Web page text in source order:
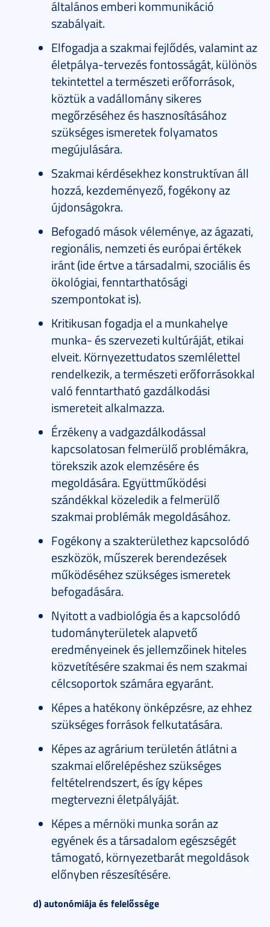
általános emberi kommunikáció
szabályait.
Elfogadja a szakmai fejlődés, valamint az
életpálya-tervezés fontosságát, különös
tekintettel a természeti erőforrások,
köztük a vadállomány sikeres
megőrzéséhez és hasznosításához
szükséges ismeretek folyamatos
megújulására.
Szakmai kérdésekhez konstruktívan áll
hozzá, kezdeményező, fogékony az
újdonságokra.
Befogadó mások véleménye, az ágazati,
regionális, nemzeti és európai értékek
iránt (ide értve a társadalmi, szociális és
ökológiai, fenntarthatósági
szempontokat is).
Kritikusan fogadja el a munkahelye
munka- és szervezeti kultúráját, etikai
elveit. Környezettudatos szemlélettel
rendelkezik, a természeti erőforrásokkal
való fenntartható gazdálkodási
ismereteit alkalmazza.
Érzékeny a vadgazdálkodással
kapcsolatosan felmerülő problémákra,
törekszik azok elemzésére és
megoldására. Együttműködési
szándékkal közeledik a felmerülő
szakmai problémák megoldásához.
Fogékony a szakterülethez kapcsolódó
eszközök, műszerek berendezések
működéséhez szükséges ismeretek
befogadására.
Nyitott a vadbiológia és a kapcsolódó
tudományterületek alapvető
eredményeinek és jellemzőinek hiteles
közvetítésére szakmai és nem szakmai
célcsoportok számára egyaránt.
Képes a hatékony önképzésre, az ehhez
szükséges források felkutatására.
Képes az agrárium területén átlátni a
szakmai előrelépéshez szükséges
feltételrendszert, és így képes
megtervezni életpályáját.
Képes a mérnöki munka során az
egyének és a társadalom egészségét
támogató, környezetbarát megoldások
előnyben részesítésére.
d) autonómiája és felelőssége